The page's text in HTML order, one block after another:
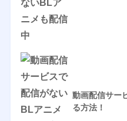
動画配信サー
る方法！